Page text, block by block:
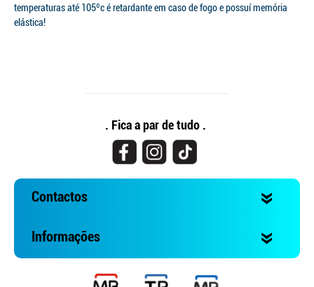
temperaturas até 105ºc é retardante em caso de fogo e possuí memória
elástica!
. Fica a par de tudo .
Contactos
Informações